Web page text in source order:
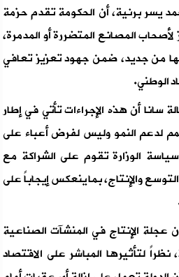
يسر برنية، أن الحكومة تقدم حزمة
المصانع المتضررة أو المدمرة،
من جديد، ضمن جهود تعزيز تعافي
الوطني.
سانا أن هذه الإجراءات تأتي في إطار
لدعم النمو وليس لفرض أعباء على
الوزارة تقوم على الشراكة مع
والإنتاج، بما ينعكس إيجاباً على
عجلة الإنتاج في المنشآت الصناعية
نظراً لتأثيرها المباشر على الاقتصاد